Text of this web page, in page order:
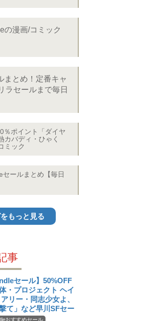
の漫画/コミック
まとめ！定番キャ
ラセールまで毎日
％ポイント「ダイヤ
カバディ・ひゃく
ミック
ールまとめ【毎日
もっと見る
事
セール】50%OFF
体・プロジェクト ヘイ
リー・同志少女よ、
て」など早川SFセー
おすすめセール